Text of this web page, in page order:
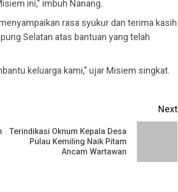
ini,” imbuh Nanang.
rasa syukur dan terima kasih
Selatan atas bantuan yang telah
keluarga kami,” ujar Misiem singkat.
Previous
Next
Terindikasi Oknum Kepala Desa
Pulau Kemiling Naik Pitam
Ancam Wartawan